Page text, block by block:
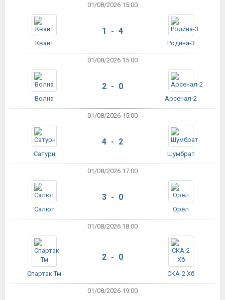
01/08/2026 15:00
Квант
1 - 4
Родина-3
01/08/2026 15:00
Волна
2 - 0
Арсенал-2
01/08/2026 15:00
Сатурн
4 - 2
Шумбрат
01/08/2026 17:00
Салют
3 - 0
Орёл
01/08/2026 18:00
Спартак Тм
2 - 0
СКА-2 Хб
01/08/2026 19:00